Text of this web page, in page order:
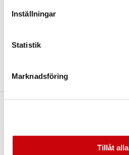
Inställningar
Statistik
Marknadsföring
Tillåt alla
S-933 94 GLOMMERSTRÄSK